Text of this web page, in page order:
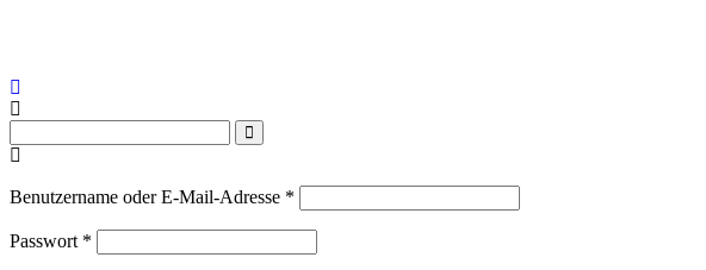
Benutzername oder E-Mail-Adresse *
Passwort *